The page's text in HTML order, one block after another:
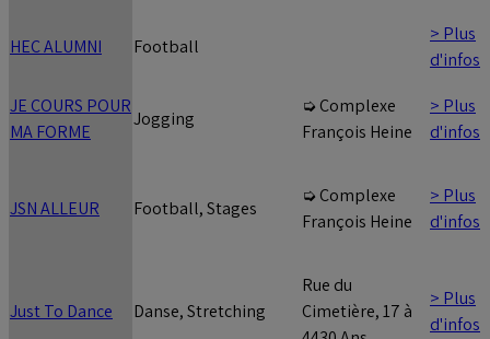
HEC ALUMNI Football
> Plus
d'infos
JE COURS POUR
MA FORME
Jogging
➭ Complexe
François Heine
> Plus
d'infos
JSN ALLEUR Football, Stages
➭ Complexe
François Heine
> Plus
d'infos
Just To Dance Danse, Stretching
Rue du
Cimetière, 17 à
> Plus
d'infos